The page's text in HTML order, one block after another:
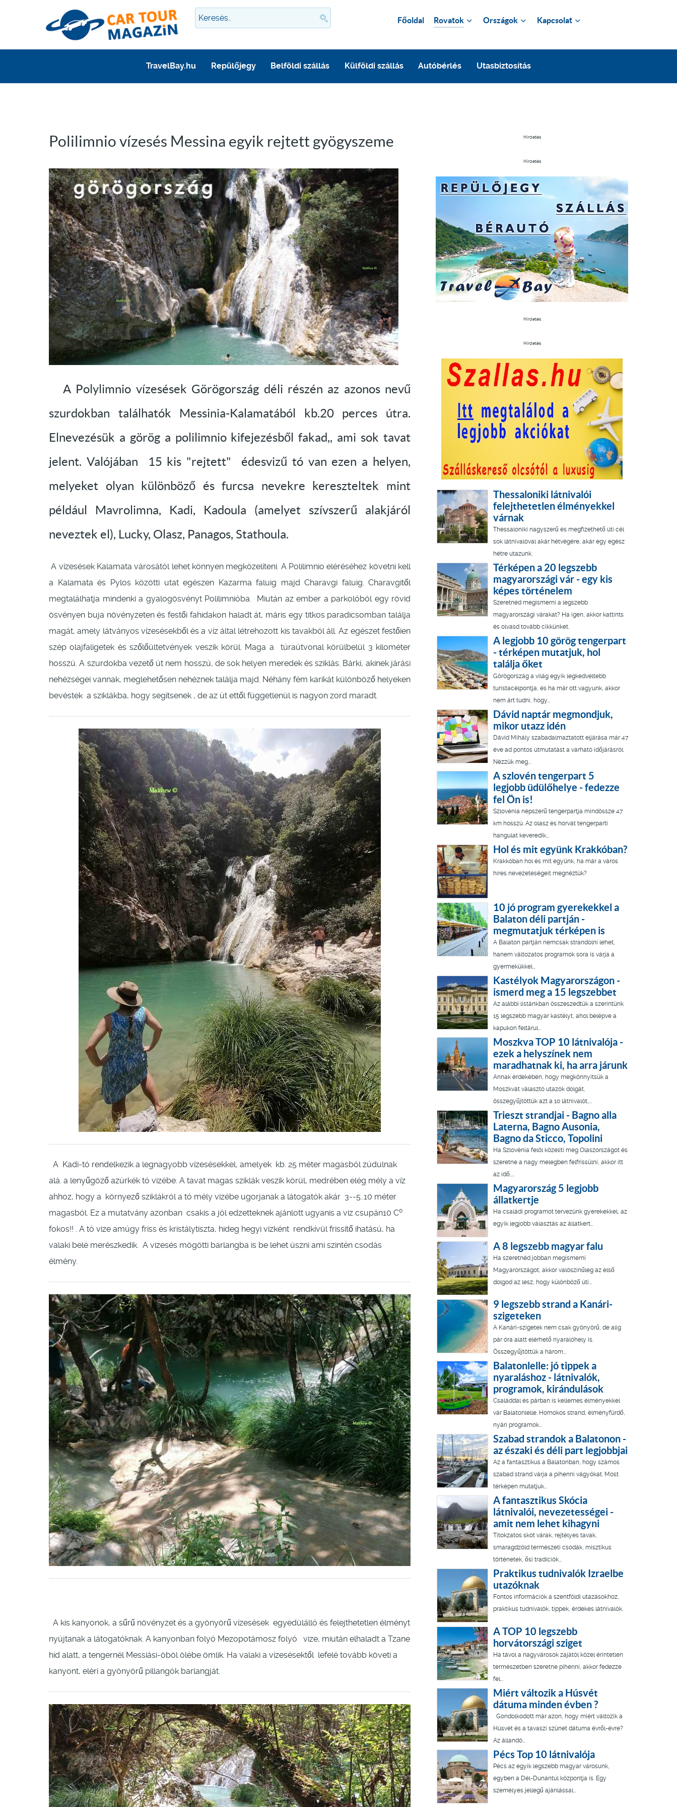
Főoldal Rovatok Országok Kapcsolat
TravelBay.hu Repülőjegy Belföldi szállás Külföldi szállás Autóbérlés Utasbiztosítás
Polilimnio vízesés Messina egyik rejtett gyögyszeme
A Polylimnio vízesések Görögország déli részén az azonos nevű
szurdokban találhatók Messinia-Kalamatából kb.20 perces útra.
Elnevezésük a görög a polilimnio kifejezésből fakad,, ami sok tavat
jelent. Valójában 15 kis "rejtett" édesvizű tó van ezen a helyen,
melyeket olyan különböző és furcsa nevekre kereszteltek mint
például Mavrolimna, Kadi, Kadoula (amelyet szívszerű alakjáról
neveztek el), Lucky, Olasz, Panagos, Stathoula.
A vízesések Kalamata városától lehet könnyen megközelíteni. A Polilimnio eléréséhez követni kell
a Kalamata és Pylos közötti utat egészen Kazarma faluig majd Charavgi faluig. Charavgitől
megtalálhatja mindenki a gyalogösvényt Polilimnióba. Miután az ember a parkolóból egy rövid
ösvényen buja növényzeten és festői fahidakon haladt át, máris egy titkos paradicsomban találja
magát, amely látványos vízesésekből és a víz által létrehozott kis tavakból áll. Az egészet festőien
szép olajfaligetek és szőlőültetvények veszik körül. Maga a túraútvonal körülbelül 3 kilométer
hosszú. A szurdokba vezető út nem hosszú, de sok helyen meredek és sziklás. Bárki, akinek járási
nehézségei vannak, meglehetősen nehéznek találja majd. Néhány fém karikát különböző helyeken
bevéstek a sziklákba, hogy segítsenek , de az út ettől függetlenül is nagyon zord maradt.
A Kadi-tó rendelkezik a legnagyobb vízesésekkel, amelyek kb. 25 méter magasból zúdulnak
alá. a lenyűgöző azúrkék tó vizébe. A tavat magas sziklák veszik körül, medrében elég mély a víz
ahhoz, hogy a környező sziklákról a tó mély vizébe ugorjanak a látogatók akár 3--5..10 méter
magasból. Ez a mutatvány azonban csakis a jól edzetteknek ajánlott ugyanis a viz csupán10 C0
fokos!! . A tó vize amúgy friss és kristálytiszta, hideg hegyi vizként rendkívül frissítő ihatású, ha
valaki belé merészkedik. A vizesés mögötti barlangba is be lehet úszni ami szintén csodás
élmény.
A kis kanyonok, a sűrű növényzet és a gyönyörű vízesések egyedülálló és felejthetetlen élményt
nyújtanak a látogatóknak. A kanyonban folyó Mezopotámosz folyó vize, miután elhaladt a Tzane
híd alatt, a tengernél Messiási-öböl ölébe ömlik. Ha valaki a vízesésektől lefelé tovább követi a
kanyont, eléri a gyönyörű pillangók barlangját.
Hirdetés
Hirdetés
Hirdetés
Hirdetés
Thessaloniki látnivalói
felejthetetlen élményekkel
várnak
Thessaloniki nagyszerű és megfizethető úti cél
sok látnivalóval akár hétvégére, akár egy egész
hétre utazunk.
Térképen a 20 legszebb
magyarországi vár - egy kis
képes történelem
Szeretnéd megismerni a legszebb
magyarországi várakat? Ha igen, akkor kattints
és olvasd tovább cikkünket.
A legjobb 10 görög tengerpart
- térképen mutatjuk, hol
találja őket
Görögország a világ egyik legkedveltebb
turistacélpontja, és ha már ott vagyunk, akkor
nem árt tudni, hogy...
Dávid naptár megmondjuk,
mikor utazz idén
Dávid Mihály szabadalmaztatott eljárása már 47
éve ad pontos útmutatást a várható időjárásról.
Nézzük meg...
A szlovén tengerpart 5
legjobb üdülőhelye - fedezze
fel Ön is!
Szlovénia népszerű tengerpartja mindössze 47
km hosszú. Az olasz és horvát tengerparti
hangulat keveredik...
Hol és mit együnk Krakkóban?
Krakkóban hol és mit együnk, ha már a város
híres nevezeteségeit megnéztük?
10 jó program gyerekekkel a
Balaton déli partján -
megmutatjuk térképen is
A Balaton partján nemcsak strandolni lehet,
hanem változatos programok sora is várja a
gyermekükkel...
Kastélyok Magyarországon -
ismerd meg a 15 legszebbet
Az alábbi listánkban összeszedtük a szerintünk
15 legszebb magyar kastélyt, ahol belépve a
kapukon feltárul...
Moszkva TOP 10 látnivalója -
ezek a helyszínek nem
maradhatnak ki, ha arra járunk
Annak érdekében, hogy megkönnyítsük a
Moszkvát választó utazók dolgát,
összegyűjtöttük azt a 10 látnivalót,...
Trieszt strandjai - Bagno alla
Laterna, Bagno Ausonia,
Bagno da Sticco, Topolini
Ha Szlovénia felöl közelíti meg Olaszországot és
szeretne a nagy melegben felfrissülni, akkor itt
az idő,...
Magyarország 5 legjobb
állatkertje
Ha családi programot tervezünk gyerekekkel, az
egyik legjobb választás az állatkert…
A 8 legszebb magyar falu
Ha szeretnéd jobban megismerni
Magyarországot, akkor valószínűleg az első
dolgod az lesz, hogy különböző úti...
9 legszebb strand a Kanári-
szigeteken
A Kanári-szigetek nem csak gyönyörű, de alig
pár óra alatt elérhető nyaralóhely is.
Összegyűjtöttük a három...
Balatonlelle: jó tippek a
nyaraláshoz - látnivalók,
programok, kirándulások
Családdal és párban is kellemes élményekkel
vár Balatonlelle. Homokos strand, élményfürdő,
nyári programok...
Szabad strandok a Balatonon -
az északi és déli part legjobbjai
Az a fantasztikus a Balatonban, hogy számos
szabad strand várja a pihenni vágyókat. Most
térképen mutatjuk...
A fantasztikus Skócia
látnivalói, nevezetességei -
amit nem lehet kihagyni
Titokzatos skót várak, rejtélyes tavak,
smaragdzöld természeti csodák, misztikus
történetek, ősi tradíciók...
Praktikus tudnivalók Izraelbe
utazóknak
Fontos információk a szentföldi utazásokhoz,
praktikus tudnivalók, tippek, érdekes látnivalók.
A TOP 10 legszebb
horvátországi sziget
Ha távol a nagyvárosok zajától közel érintetlen
természetben szeretne pihenni, akkor fedezze
fel...
Miért változik a Húsvét
dátuma minden évben ?
Gondolkodott már azon, hogy miért változik a
Húsvét és a tavaszi szünet dátuma évről-évre?
Az állandó...
Pécs Top 10 látnivalója
Pécs az egyik legszebb magyar városunk,
egyben a Dél-Dunántúl központja is. Egy
személyes jellegű ajánlással...